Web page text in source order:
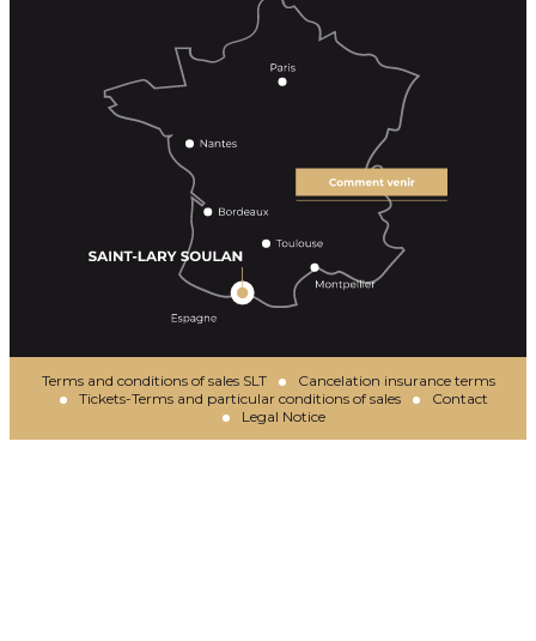
Terms and conditions of sales SLT
Cancelation insurance terms
Tickets-Terms and particular conditions of sales
Contact
Legal Notice